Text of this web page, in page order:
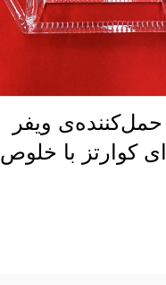
ویفر
کوارتز با خلوص